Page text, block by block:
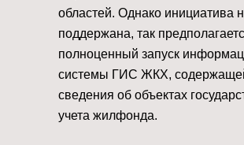
областей. Однако инициатива
поддержана, так
полноценный запуск
системы ГИС ЖКХ,
сведения об объектах
учета жилфонда.